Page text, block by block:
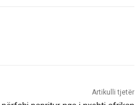
Artikulli tjetër